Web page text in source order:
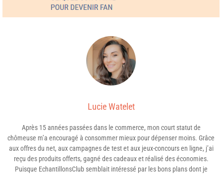
Lucie Watelet
Après 15 années passées dans le commerce, mon court statut de
chômeuse m’a encouragé à consommer mieux pour dépenser moins. Grâce
aux offres du net, aux campagnes de test et aux jeux-concours en ligne, j’ai
reçu des produits offerts, gagné des cadeaux et réalisé des économies.
Puisque EchantillonsClub semblait intéressé par les bons plans dont je